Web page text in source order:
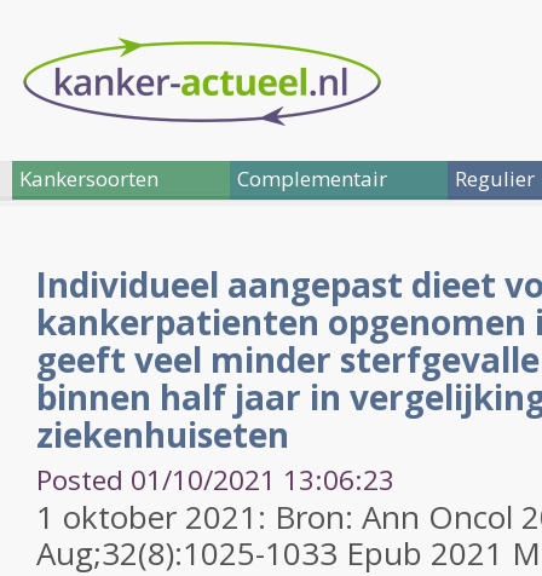
Kankersoorten Complementair Regulier
Individueel aangepast dieet
kankerpatienten opgenomen
geeft veel minder
binnen half jaar in
ziekenhuiseten
Posted 01/10/2021 13:06:23
1 oktober 2021: Bron: Ann Oncol
Aug;32(8):1025-1033 Epub 2021